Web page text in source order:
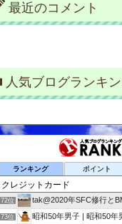
最近のコメント
人気ブログランキ
ランキング ポイント
72位 tak@2020年SFC修行と
73位 昭和50年男子 | 昭和50年